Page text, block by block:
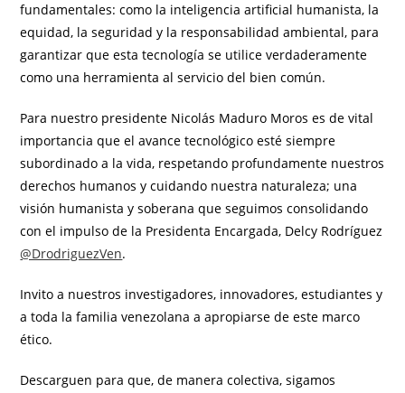
fundamentales: como la inteligencia artificial humanista, la
equidad, la seguridad y la responsabilidad ambiental, para
garantizar que esta tecnología se utilice verdaderamente
como una herramienta al servicio del bien común.
Para nuestro presidente Nicolás Maduro Moros es de vital
importancia que el avance tecnológico esté siempre
subordinado a la vida, respetando profundamente nuestros
derechos humanos y cuidando nuestra naturaleza; una
visión humanista y soberana que seguimos consolidando
con el impulso de la Presidenta Encargada, Delcy Rodríguez
@DrodriguezVen.
​Invito a nuestros investigadores, innovadores, estudiantes y
a toda la familia venezolana a apropiarse de este marco
ético.
Descarguen para que, de manera colectiva, sigamos